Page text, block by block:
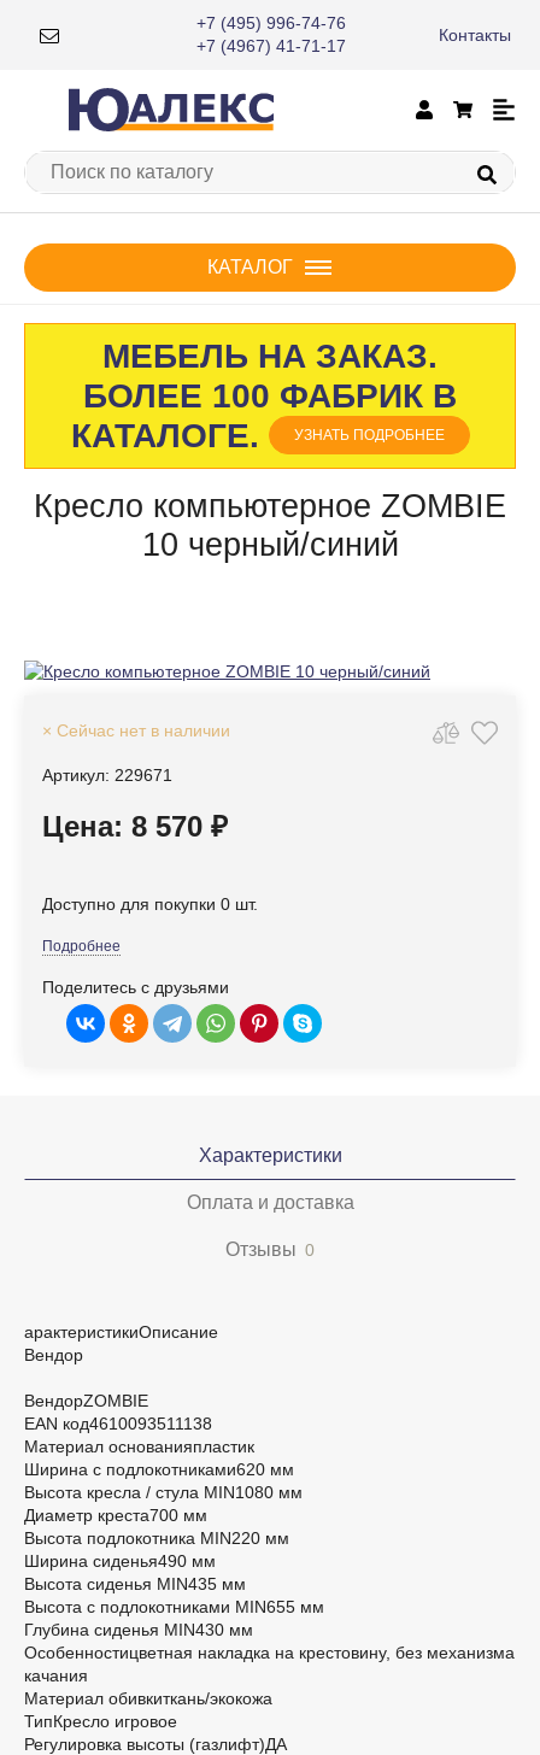
+7 (495) 996-74-76
+7 (4967) 41-71-17
Контакты
×
КАТАЛОГ
МЕБЕЛЬ НА ЗАКАЗ.
БОЛЕЕ 100 ФАБРИК В
КАТАЛОГЕ.
УЗНАТЬ ПОДРОБНЕЕ
Кресло компьютерное ZOMBIE
10 черный/синий
× Сейчас нет в наличии
Артикул: 229671
Цена: 8 570 ₽
Доступно для покупки 0 шт.
Подробнее
Поделитесь с друзьями
Характеристики
Оплата и доставка
Отзывы 0
арактеристикиОписание
Вендор
ВендорZOMBIE
EAN код4610093511138
Материал основанияпластик
Ширина с подлокотниками620 мм
Высота кресла / стула MIN1080 мм
Диаметр креста700 мм
Высота подлокотника MIN220 мм
Ширина сиденья490 мм
Высота сиденья MIN435 мм
Высота с подлокотниками MIN655 мм
Глубина сиденья MIN430 мм
Особенностицветная накладка на крестовину, без механизма
качания
Материал обивкиткань/экокожа
ТипКресло игровое
Регулировка высоты (газлифт)ДА